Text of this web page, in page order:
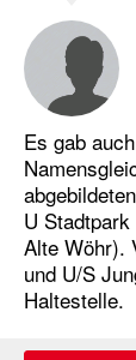
Es gab
U
Alte Wöhr).
und U/S
Haltestelle.